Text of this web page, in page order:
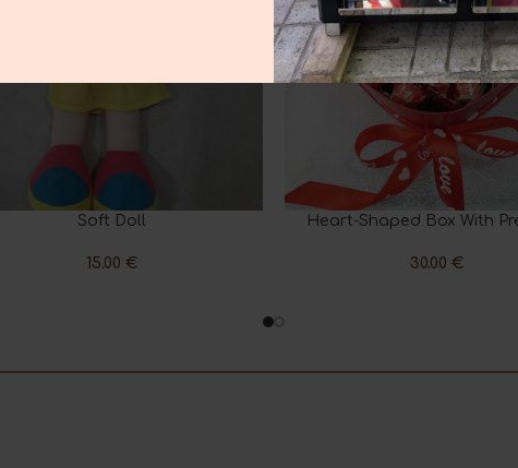
Soft Doll
15.00 €
ADD TO CART
Heart-Shaped Box With
30.00 €